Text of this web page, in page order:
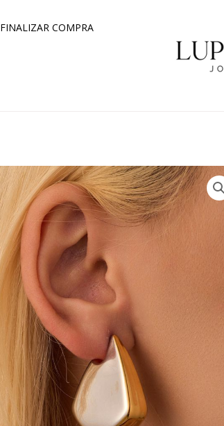
FINALIZAR COMPRA